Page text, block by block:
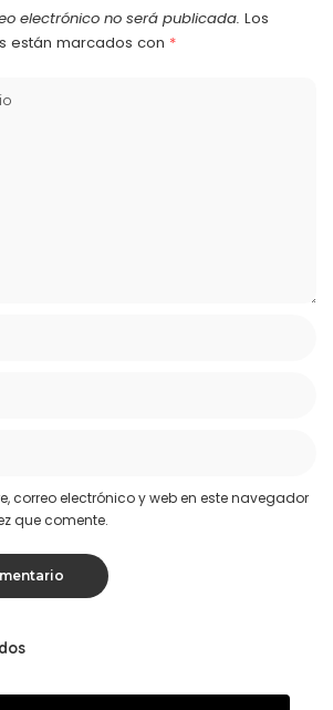
electrónico no será publicada. Los
están marcados con *
correo electrónico y web en este navegador
que comente.